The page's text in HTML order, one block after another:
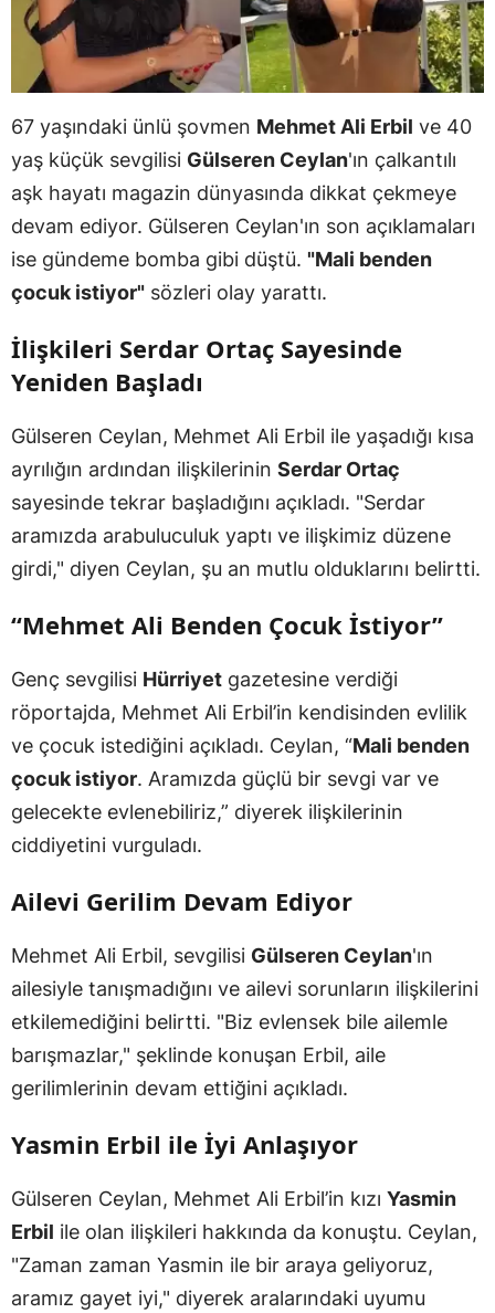
67 yaşındaki ünlü şovmen Mehmet Ali Erbil ve 40
yaş küçük sevgilisi Gülseren Ceylan'ın çalkantılı
aşk hayatı magazin dünyasında dikkat çekmeye
devam ediyor. Gülseren Ceylan'ın son açıklamaları
ise gündeme bomba gibi düştü. "Mali benden
çocuk istiyor" sözleri olay yarattı.
İlişkileri Serdar Ortaç Sayesinde
Yeniden Başladı
Gülseren Ceylan, Mehmet Ali Erbil ile yaşadığı kısa
ayrılığın ardından ilişkilerinin Serdar Ortaç
sayesinde tekrar başladığını açıkladı. "Serdar
aramızda arabuluculuk yaptı ve ilişkimiz düzene
girdi," diyen Ceylan, şu an mutlu olduklarını belirtti.
“Mehmet Ali Benden Çocuk İstiyor”
Genç sevgilisi Hürriyet gazetesine verdiği
röportajda, Mehmet Ali Erbil’in kendisinden evlilik
ve çocuk istediğini açıkladı. Ceylan, “Mali benden
çocuk istiyor. Aramızda güçlü bir sevgi var ve
gelecekte evlenebiliriz,” diyerek ilişkilerinin
ciddiyetini vurguladı.
Ailevi Gerilim Devam Ediyor
Mehmet Ali Erbil, sevgilisi Gülseren Ceylan'ın
ailesiyle tanışmadığını ve ailevi sorunların ilişkilerini
etkilemediğini belirtti. "Biz evlensek bile ailemle
barışmazlar," şeklinde konuşan Erbil, aile
gerilimlerinin devam ettiğini açıkladı.
Yasmin Erbil ile İyi Anlaşıyor
Gülseren Ceylan, Mehmet Ali Erbil’in kızı Yasmin
Erbil ile olan ilişkileri hakkında da konuştu. Ceylan,
"Zaman zaman Yasmin ile bir araya geliyoruz,
aramız gayet iyi," diyerek aralarındaki uyumu